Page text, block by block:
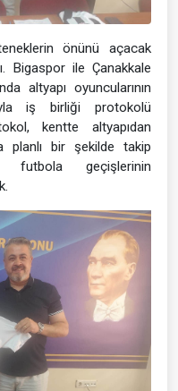
önünü açacak
Bigaspor ile Çanakkale
altyapı oyuncularının
iş birliği protokolü
kentte altyapıdan
planlı bir şekilde takip
futbola geçişlerinin